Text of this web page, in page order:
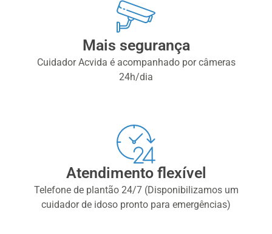
Mais segurança
Cuidador Acvida é acompanhado por câmeras
24h/dia
Atendimento flexível
Telefone de plantão 24/7 (Disponibilizamos um
cuidador de idoso pronto para emergências)